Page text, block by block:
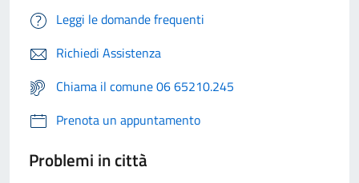
Leggi le domande frequenti
Richiedi Assistenza
Chiama il comune 06 65210.245
Prenota un appuntamento
Problemi in città